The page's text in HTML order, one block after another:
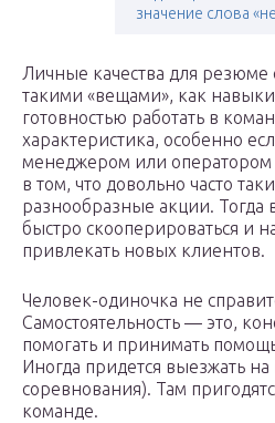
значение слова
Личные качества для резюме
такими «вещами», как
готовностью работать в
характеристика, особенно
менеджером или оператором
в том, что довольно часто
разнообразные акции. Тогда
быстро скооперироваться и
привлекать новых клиентов.
Человек-одиночка не
Самостоятельность — это,
помогать и принимать
Иногда придется выезжать
соревнования). Там
команде.